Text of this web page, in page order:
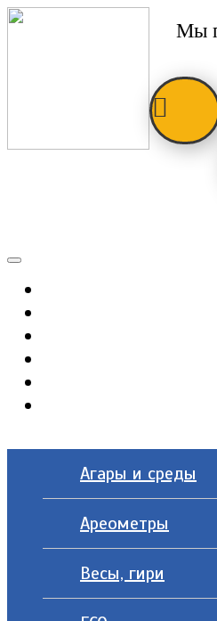
Мы
Агары и среды
Ареометры
Весы, гири